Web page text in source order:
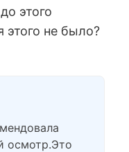
этого
этого не было?
осмотр.Это